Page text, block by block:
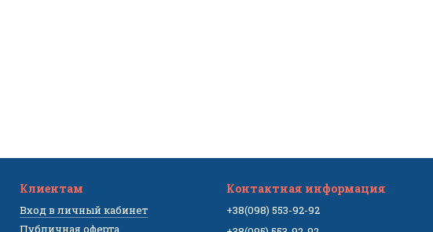
Клиентам
Вход в личный кабинет
Публичная оферта
Контактная информация
+38(098) 553-92-92